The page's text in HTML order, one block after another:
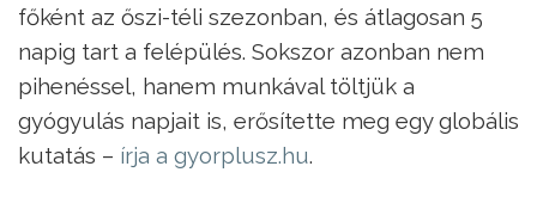
főként az őszi-téli szezonban, és átlagosan 5
napig tart a felépülés. Sokszor azonban nem
pihenéssel, hanem munkával töltjük a
gyógyulás napjait is, erősítette meg egy globális
kutatás – írja a gyorplusz.hu.